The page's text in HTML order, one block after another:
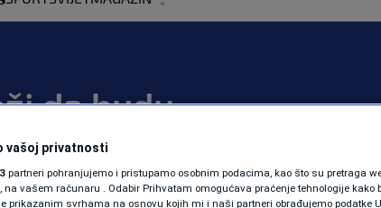
KOLUMNE
PODCAST
da budu
visokih
vašoj privatnosti
partneri pohranjujemo i pristupamo osobnim podacima, kao što su pretraga
na vašem računaru . Odabir Prihvatam omogućava praćenje tehnologije kako
prikazanim svrhama na osnovu kojih mi i naši partneri obrađujemo podatke